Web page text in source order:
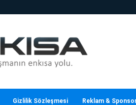
Kısa
Gizlilik Sözleşmesi Reklam &